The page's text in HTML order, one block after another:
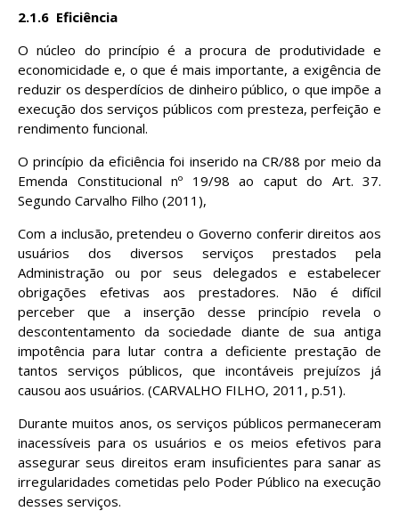
2.1.6 Eficiência
O núcleo do princípio é a procura de produtividade e
economicidade e, o que é mais importante, a exigência de
reduzir os desperdícios de dinheiro público, o que impõe a
execução dos serviços públicos com presteza, perfeição e
rendimento funcional.
O princípio da eficiência foi inserido na CR/88 por meio da
Emenda Constitucional nº 19/98 ao caput do Art. 37.
Segundo Carvalho Filho (2011),
Com a inclusão, pretendeu o Governo conferir direitos aos
usuários dos diversos serviços prestados pela
Administração ou por seus delegados e estabelecer
obrigações efetivas aos prestadores. Não é difícil
perceber que a inserção desse princípio revela o
descontentamento da sociedade diante de sua antiga
impotência para lutar contra a deficiente prestação de
tantos serviços públicos, que incontáveis prejuízos já
causou aos usuários. (CARVALHO FILHO, 2011, p.51).
Durante muitos anos, os serviços públicos permaneceram
inacessíveis para os usuários e os meios efetivos para
assegurar seus direitos eram insuficientes para sanar as
irregularidades cometidas pelo Poder Público na execução
desses serviços.